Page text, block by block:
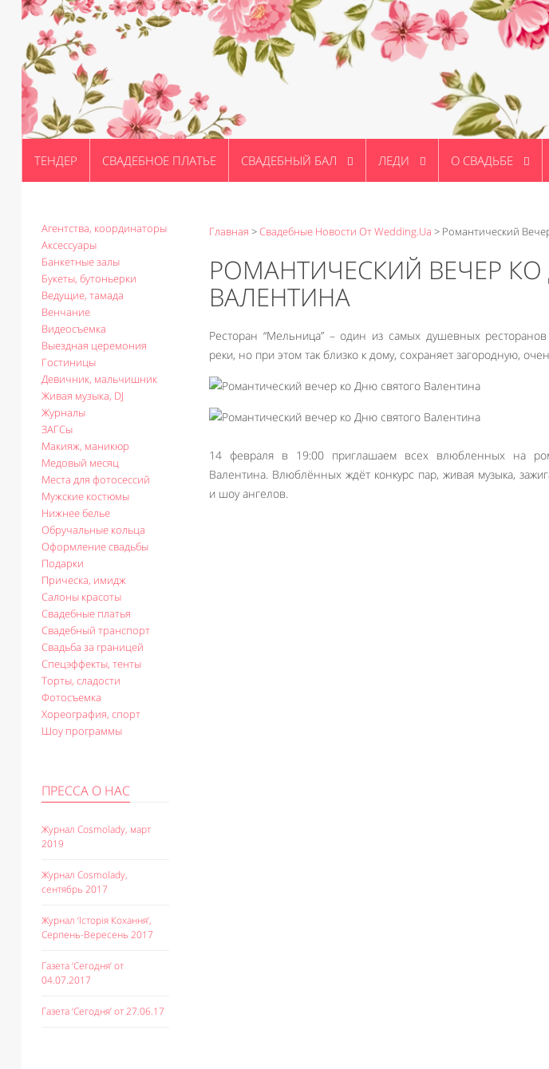
ТЕНДЕР СВАДЕБНОЕ ПЛАТЬЕ СВАДЕБНЫЙ БАЛ ЛЕДИ О СВАДЬБЕ
Агентства, координаторы
Аксессуары
Банкетные залы
Букеты, бутоньерки
Ведущие, тамада
Венчание
Видеосъемка
Выездная церемония
Гостиницы
Девичник, мальчишник
Живая музыка, DJ
Журналы
ЗАГСы
Макияж, маникюр
Медовый месяц
Места для фотосессий
Мужские костюмы
Нижнее белье
Обручальные кольца
Оформление свадьбы
Подарки
Прическа, имидж
Салоны красоты
Свадебные платья
Свадебный транспорт
Свадьба за границей
Спецэффекты, тенты
Торты, сладости
Фотосъемка
Хореография, спорт
Шоу программы
ПРЕССА О НАС
Журнал Cosmolady, март
2019
Журнал Cosmolady,
сентябрь 2017
Журнал ‘Історія Кохання’,
Серпень-Вересень 2017
Газета ‘Сегодня’ от
04.07.2017
Газета ‘Сегодня’ от 27.06.17
Главная >Свадебные Новости От Wedding.ua > Романтический
РОМАНТИЧЕСКИЙ ВЕЧЕР
ВАЛЕНТИНА
Ресторан “Мельница” – один из самых душевных
реки, но при этом так близко к дому, сохраняет загородную,
14 февраля в 19:00 приглашаем всех влюбленных на
Валентина. Влюблённых ждёт конкурс пар, живая музыка,
и шоу ангелов.